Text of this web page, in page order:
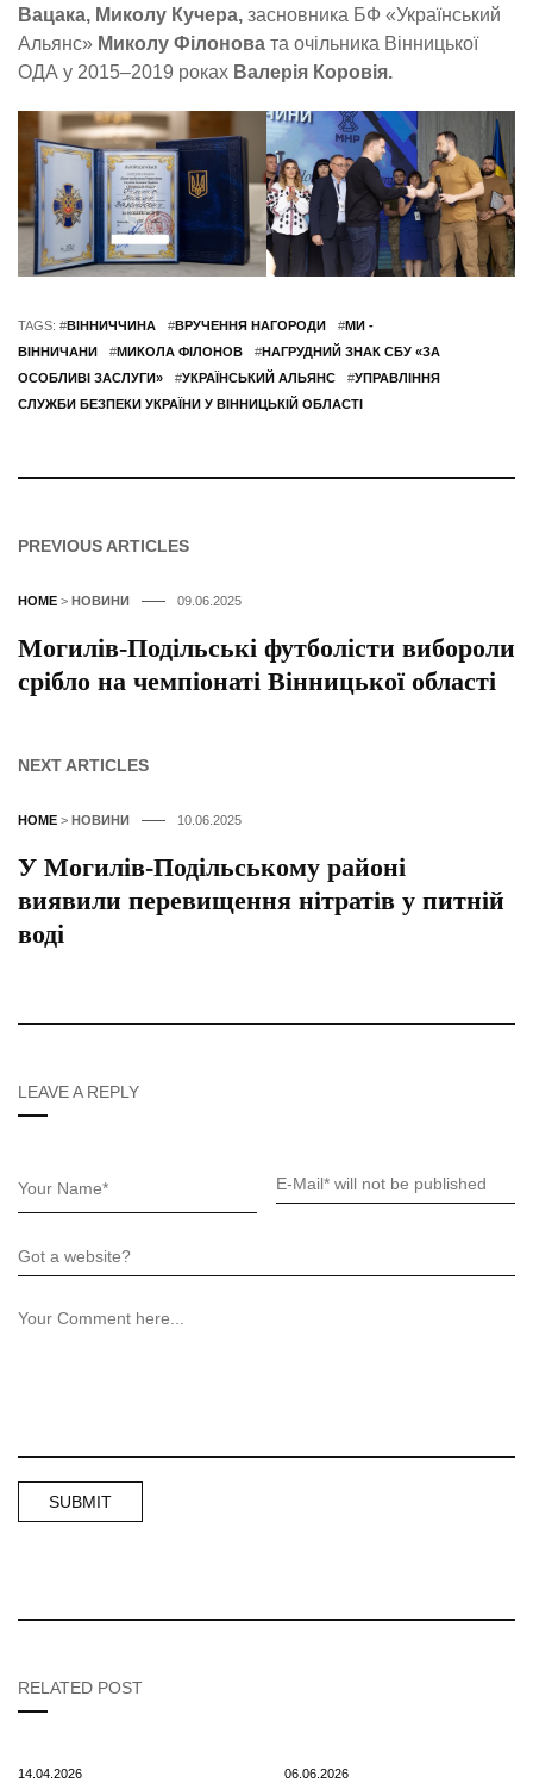
Вацака, Миколу Кучера, засновника БФ «Український
Альянс» Миколу Філонова та очільника Вінницької
ОДА у 2015–2019 роках Валерія Коровія.
TAGS: #ВІННИЧЧИНА #ВРУЧЕННЯ НАГОРОДИ #МИ -
ВІННИЧАНИ
#МИКОЛА ФІЛОНОВ #НАГРУДНИЙ ЗНАК СБУ «ЗА
ОСОБЛИВІ ЗАСЛУГИ»
#УКРАЇНСЬКИЙ АЛЬЯНС #УПРАВЛІННЯ
СЛУЖБИ БЕЗПЕКИ УКРАЇНИ У ВІННИЦЬКІЙ ОБЛАСТІ
PREVIOUS ARTICLES
HOME > НОВИНИ 09.06.2025
Могилів-Подільські футболісти вибороли
срібло на чемпіонаті Вінницької області
NEXT ARTICLES
HOME > НОВИНИ 10.06.2025
У Могилів-Подільському районі
виявили перевищення нітратів у питній
воді
LEAVE A REPLY
RELATED POST
14.04.2026 06.06.2026